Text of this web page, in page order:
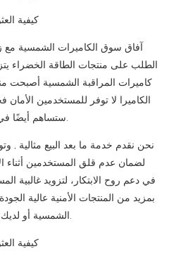
آفاق سوق الكاميرات الشمسية مع
الطلب على منتجات الطاقة الخضراء
كاميرات المراقبة الشمسية أصبحت
الكاميرا لا توفر للمستخدمين
ستساهم أيضًا في تعزيز تطوير التكنولوجيا الخضراء.
نحن نقدم خدمة ما بعد البيع مثالية ,
لضمان عدم قلق المستخدمين أثناء
بمزيد من المنتجات الأمنية عالية
الشمسية أو، لا تتردد في الاتصال بنا.